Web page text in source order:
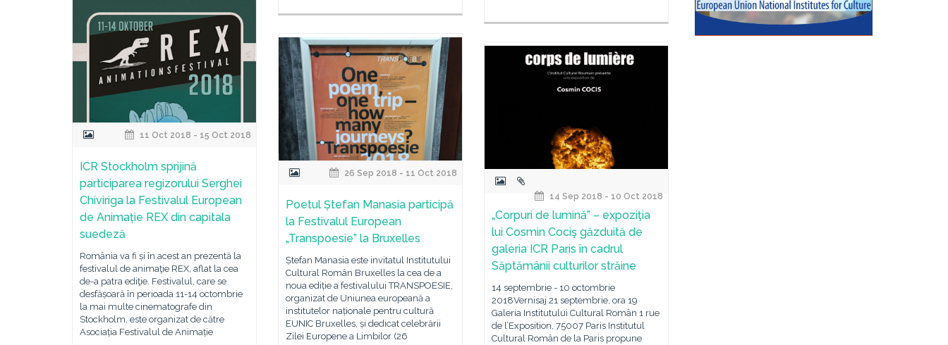
11 Oct 2018 - 15 Oct 2018
ICR Stockholm sprijină
participarea regizorului Serghei
Chiviriga la Festivalul European
de Animație REX din capitala
suedeză
România va fi și în acest an prezentă la
festivalul de animaţie REX, aflat la cea
de-a patra ediţie. Festivalul, care se
desfășoară în perioada 11-14 octombrie
la mai multe cinematografe din
Stockholm, este organizat de către
Asociația Festivalul de Animație
26 Sep 2018 - 11 Oct 2018
Poetul Ștefan Manasia participă
la Festivalul European
„Transpoesie” la Bruxelles
Ștefan Manasia este invitatul Institutului
Cultural Român Bruxelles la cea de a
noua ediție a festivalului TRANSPOESIE,
organizat de Uniunea europeană a
institutelor naționale pentru cultură
EUNIC Bruxelles, și dedicat celebrării
Zilei Europene a Limbilor (26
14 Sep 2018 - 10 Oct 2018
„Corpuri de lumină” – expoziţia
lui Cosmin Cociş găzduită de
galeria ICR Paris în cadrul
Săptămânii culturilor străine
14 septembrie - 10 octombrie
2018Vernisaj 21 septembrie, ora 19
Galeria Institutului Cultural Român 1 rue
de l’Exposition, 75007 Paris Institutul
Cultural Român de la Paris propune